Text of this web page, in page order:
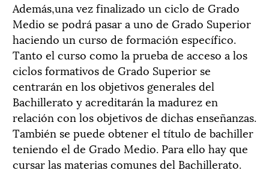
Además,una vez finalizado un ciclo de Grado
Medio se podrá pasar a uno de Grado Superior
haciendo un curso de formación específico.
Tanto el curso como la prueba de acceso a los
ciclos formativos de Grado Superior se
centrarán en los objetivos generales del
Bachillerato y acreditarán la madurez en
relación con los objetivos de dichas enseñanzas.
También se puede obtener el título de bachiller
teniendo el de Grado Medio. Para ello hay que
cursar las materias comunes del Bachillerato.